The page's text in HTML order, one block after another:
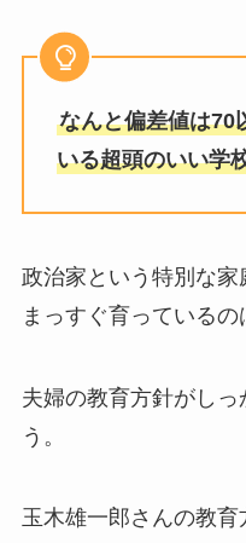
なんと偏差値は70
いる超頭のいい学
政治家という特別な
まっすぐ育っているの
夫婦の教育方針がしっ
う。
玉木雄一郎さんの教